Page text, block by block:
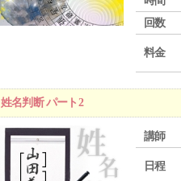
回数
料金
姓名判断 パート2
講師
日程